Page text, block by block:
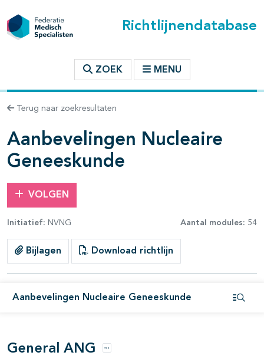
Richtlijnendatabase
ZOEK MENU
Terug naar zoekresultaten
Aanbevelingen Nucleaire
Geneeskunde
VOLGEN
Initiatief: NVNG Aantal modules: 54
Bijlagen Download richtlijn
Aanbevelingen Nucleaire Geneeskunde
binnen deze richtlijn
open- en dichtklappen
General ANG Opties